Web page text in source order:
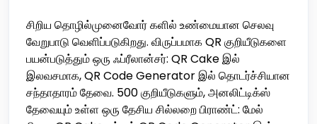
சிறிய தொழில்முனைவோர் களில் உண்மையான செலவு
வேறுபாடு வெளிப்படுகிறது. விருப்பமாக QR குறியீடுகளை
பயன்படுத்தும் ஒரு ஃப்ரீலான்சர்: QR Cake இல்
இலவசமாக, QR Code Generator இல் தொடர்ச்சியான
சந்தாதாரம் தேவை. 500 குறியீடுகளும், அனலிட்டிக்ஸ்
தேவையும் உள்ள ஒரு தேசிய சில்லறை பிராண்ட்: மேல்